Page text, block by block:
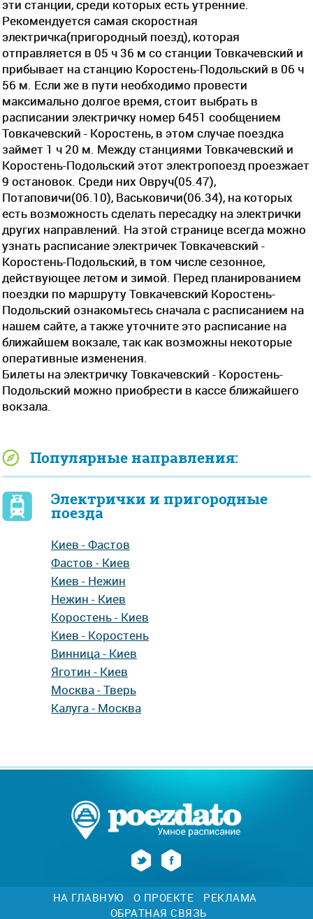
эти станции, среди которых есть утренние.
Рекомендуется самая скоростная
электричка(пригородный поезд), которая
отправляется в 05 ч 36 м со станции Товкачевский и
прибывает на станцию Коростень-Подольский в 06 ч
56 м. Если же в пути необходимо провести
максимально долгое время, стоит выбрать в
расписании электричку номер 6451 сообщением
Товкачевский - Коростень, в этом случае поездка
займет 1 ч 20 м. Между станциями Товкачевский и
Коростень-Подольский этот электропоезд проезжает
9 остановок. Среди них Овруч(05.47),
Потаповичи(06.10), Васьковичи(06.34), на которых
есть возможность сделать пересадку на электрички
других направлений. На этой странице всегда можно
узнать расписание электричек Товкачевский -
Коростень-Подольский, в том числе сезонное,
действующее летом и зимой. Перед планированием
поездки по маршруту Товкачевский Коростень-
Подольский ознакомьтесь сначала с расписанием на
нашем сайте, а также уточните это расписание на
ближайшем вокзале, так как возможны некоторые
оперативные изменения.
Билеты на электричку Товкачевский - Коростень-
Подольский можно приобрести в кассе ближайшего
вокзала.
Популярные направления:
Электрички и пригородные
поезда
Киев - Фастов
Фастов - Киев
Киев - Нежин
Нежин - Киев
Коростень - Киев
Киев - Коростень
Винница - Киев
Яготин - Киев
Москва - Тверь
Калуга - Москва
НА ГЛАВНУЮ О ПРОЕКТЕ
РЕКЛАМА
ОБРАТНАЯ СВЯЗЬ